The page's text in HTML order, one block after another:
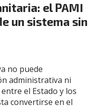
el PAMI
un sistema sin
no puede
administrativa ni
el Estado y los
convertirse en el